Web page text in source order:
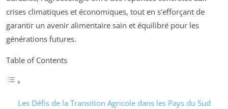
crises climatiques et économiques, tout en s’efforçant de
garantir un avenir alimentaire sain et équilibré pour les
générations futures.
Table of Contents
Les Défis de la Transition Agricole dans les Pays du Sud